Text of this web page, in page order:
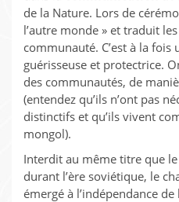
de la Nature. Lors de
l’autre monde » et traduit
communauté. C’est à la
guérisseuse et protectrice.
des communautés, de
(entendez qu’ils n’ont pas
distinctifs et qu’ils vivent
mongol).
Interdit au même titre que
durant l’ère soviétique, le
émergé à l’indépendance